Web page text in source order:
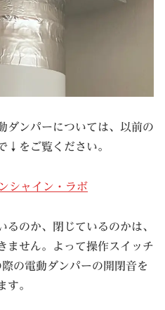
ダンパーについては、以前の
↓をご覧ください。
シャイン・ラボ
るのか、閉じているのかは、
ません。よって操作スイッチ
の電動ダンパーの開閉音を
す。